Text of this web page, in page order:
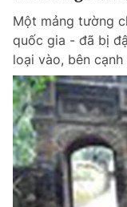
Một mảng tường
quốc gia - đã bị
loại vào, bên